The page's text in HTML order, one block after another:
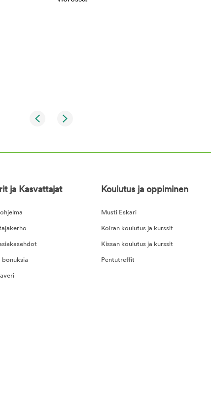
ja Kasvattajat
bonuksia
Koulutus ja oppiminen
Musti Eskari
Koiran koulutus ja kurssit
Kissan koulutus ja kurssit
Pentutreffit